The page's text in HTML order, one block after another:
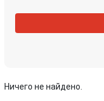
Ничего не найдено.